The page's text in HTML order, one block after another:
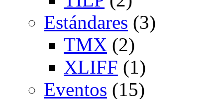
Estándares (3)
TMX (2)
XLIFF (1)
Eventos (15)